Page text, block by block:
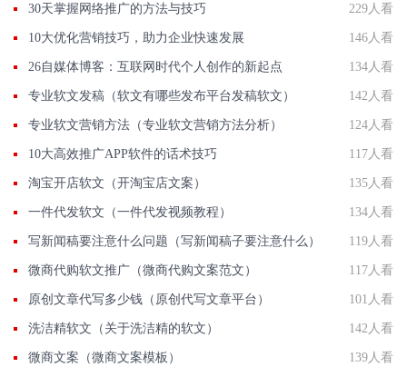
30天掌握网络推广的方法与技巧 229人看
10大优化营销技巧，助力企业快速发展 146人看
26自媒体博客：互联网时代个人创作的新起点 134人看
专业软文发稿（软文有哪些发布平台发稿软文） 142人看
专业软文营销方法（专业软文营销方法分析） 124人看
10大高效推广APP软件的话术技巧 117人看
淘宝开店软文（开淘宝店文案） 135人看
一件代发软文（一件代发视频教程） 134人看
写新闻稿要注意什么问题（写新闻稿子要注意什么） 119人看
微商代购软文推广（微商代购文案范文） 117人看
原创文章代写多少钱（原创代写文章平台） 101人看
洗洁精软文（关于洗洁精的软文） 142人看
微商文案（微商文案模板） 139人看